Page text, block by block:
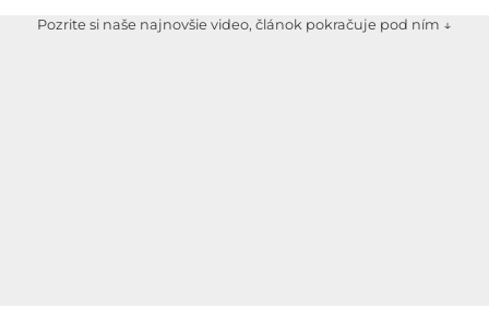
Pozrite si naše najnovšie video, článok pokračuje pod ním ↓